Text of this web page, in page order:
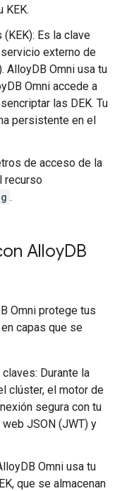
KEK.
Es la clave
externo de
AlloyDB Omni usa tu
Omni accede a
las DEK. Tu
persistente en el
de acceso de la
recurso
.
AlloyDB
Omni protege tus
capas que se
Durante la
clúster, el motor de
segura con tu
JSON (JWT) y
Omni usa tu
que se almacenan